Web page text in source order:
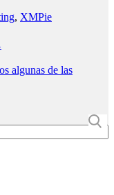
, XMPie
algunas de las